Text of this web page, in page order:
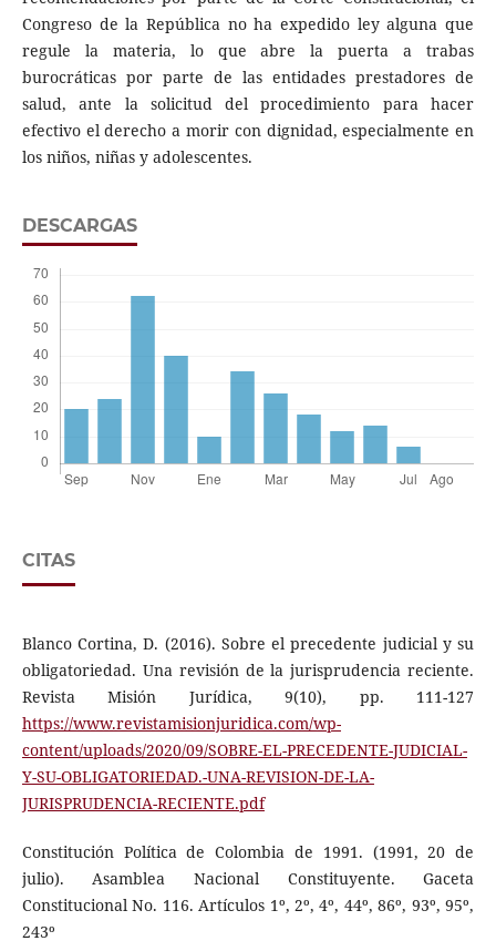
Congreso de la República no ha expedido ley alguna que
regule la materia, lo que abre la puerta a trabas
burocráticas por parte de las entidades prestadores de
salud, ante la solicitud del procedimiento para hacer
efectivo el derecho a morir con dignidad, especialmente en
los niños, niñas y adolescentes.
DESCARGAS
CITAS
Blanco Cortina, D. (2016). Sobre el precedente judicial y su
obligatoriedad. Una revisión de la jurisprudencia reciente.
Revista Misión Jurídica, 9(10), pp. 111-127
https://www.revistamisionjuridica.com/wp-
content/uploads/2020/09/SOBRE-EL-PRECEDENTE-JUDICIAL-
Y-SU-OBLIGATORIEDAD.-UNA-REVISION-DE-LA-
JURISPRUDENCIA-RECIENTE.pdf
Constitución Política de Colombia de 1991. (1991, 20 de
julio). Asamblea Nacional Constituyente. Gaceta
Constitucional No. 116. Artículos 1º, 2º, 4º, 44º, 86º, 93º, 95º,
243º